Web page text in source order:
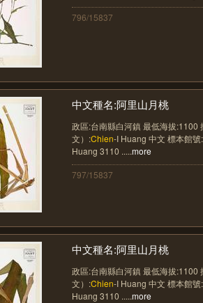
796/15837
中文種名:阿里山月桃
政區:台南縣白河鎮 最低海拔:1100
文）:Chien-I Huang 中文 標本館
Huang 3110 .....more
797/15837
中文種名:阿里山月桃
政區:台南縣白河鎮 最低海拔:1100
文）:Chien-I Huang 中文 標本館
Huang 3110 .....more